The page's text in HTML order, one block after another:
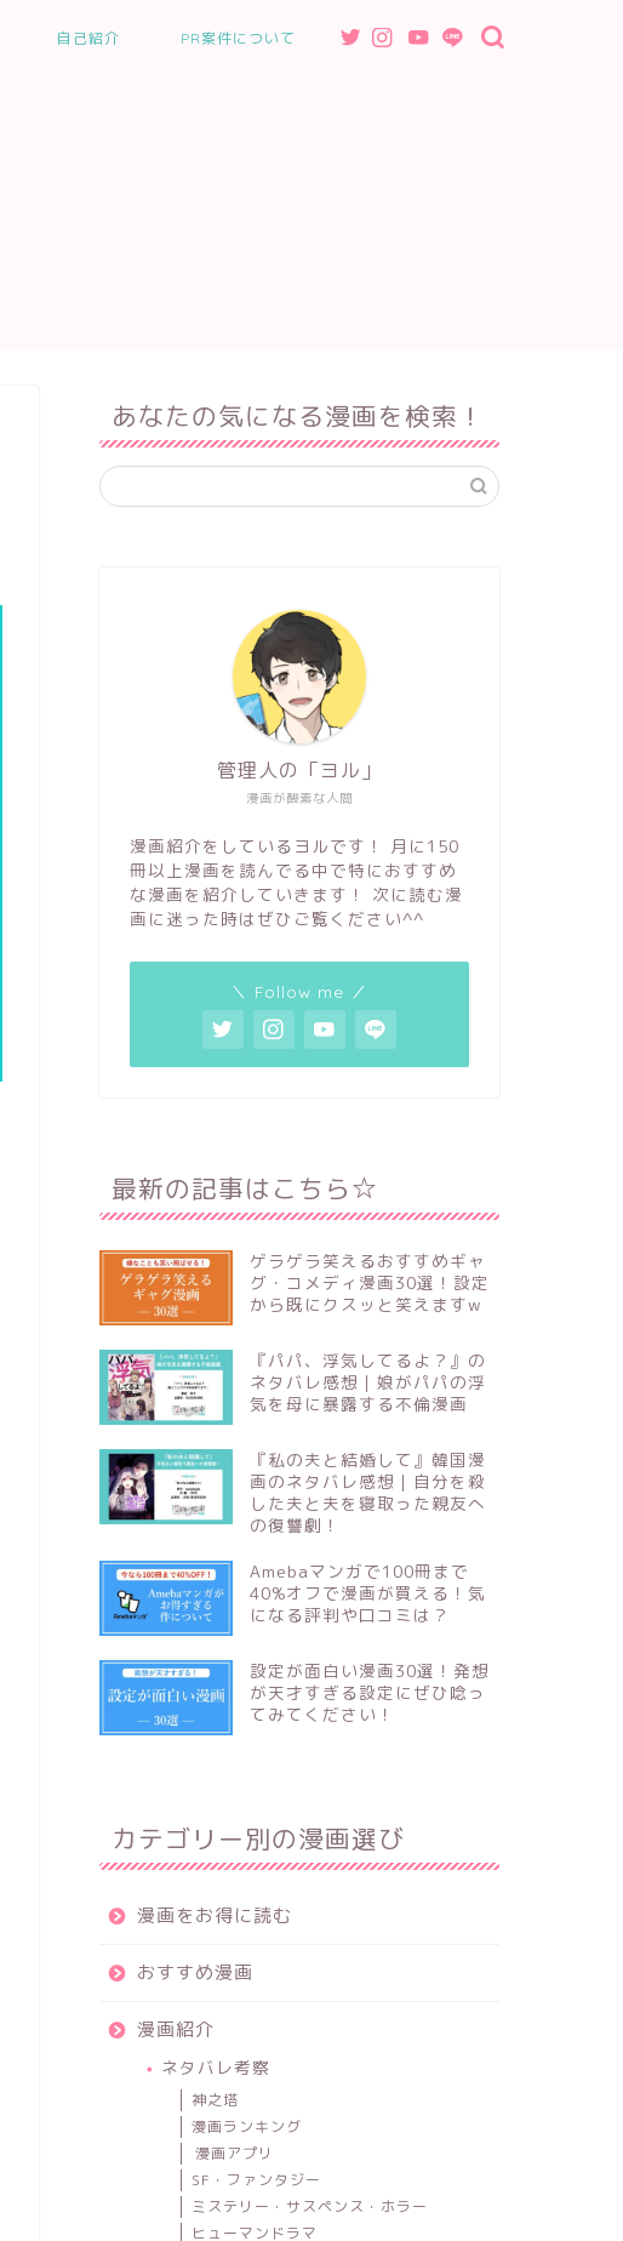
自己紹介 PR案件について
あなたの気になる漫画を検索！
漫画が酸素な人間
管理人の「ヨル」
漫画紹介をしているヨルです！ 月に150
冊以上漫画を読んでる中で特におすすめ
な漫画を紹介していきます！ 次に読む漫
画に迷った時はぜひご覧ください^^
＼ Follow me ／
最新の記事はこちら☆
ゲラゲラ笑えるおすすめギャ
グ・コメディ漫画30選！設定
から既にクスッと笑えますw
『パパ、浮気してるよ？』の
ネタバレ感想｜娘がパパの浮
気を母に暴露する不倫漫画
『私の夫と結婚して』韓国漫
画のネタバレ感想｜自分を殺
した夫と夫を寝取った親友へ
の復讐劇！
Amebaマンガで100冊まで
40%オフで漫画が買える！気
になる評判や口コミは？
設定が面白い漫画30選！発想
が天才すぎる設定にぜひ唸っ
てみてください！
カテゴリー別の漫画選び
漫画をお得に読む
おすすめ漫画
漫画紹介
ネタバレ考察
神之塔
漫画ランキング
漫画アプリ
SF・ファンタジー
ミステリー・サスペンス・ホラー
ヒューマンドラマ